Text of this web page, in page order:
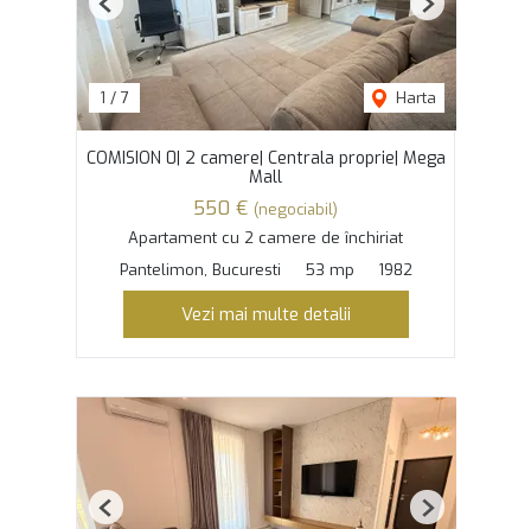
1 / 7 Harta
Previous Next
COMISION 0| 2 camere| Centrala proprie| Mega
Mall
550 € (negociabil)
Apartament cu 2 camere de închiriat
Pantelimon, Bucuresti
53 mp 1982
Vezi mai multe detalii
Previous Next